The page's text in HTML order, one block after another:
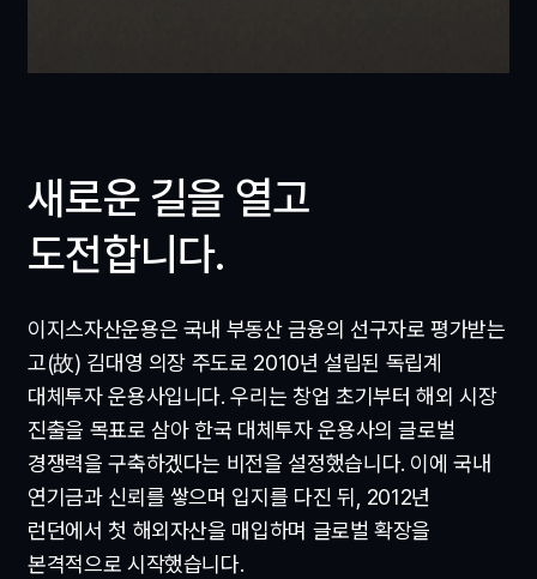
새로운 길을 열고
도전합니다.
이지스자산운용은 국내 부동산 금융의 선구자로 평가받는
고(故) 김대영 의장 주도로 2010년 설립된 독립계
대체투자 운용사입니다. 우리는 창업 초기부터 해외 시장
진출을 목표로 삼아 한국 대체투자 운용사의 글로벌
경쟁력을 구축하겠다는 비전을 설정했습니다. 이에 국내
연기금과 신뢰를 쌓으며 입지를 다진 뒤, 2012년
런던에서 첫 해외자산을 매입하며 글로벌 확장을
본격적으로 시작했습니다.